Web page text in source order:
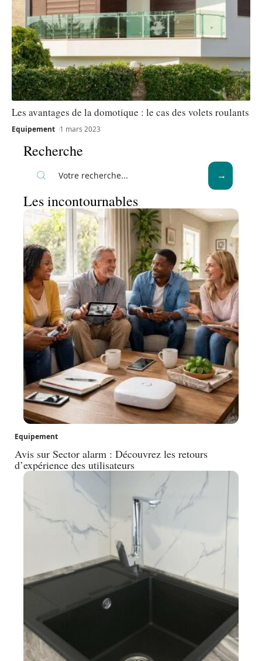
Les avantages de la domotique : le cas des volets roulants
Equipement 1 mars 2023
Recherche
Les incontournables
Equipement
Avis sur Sector alarm : Découvrez les retours
d’expérience des utilisateurs